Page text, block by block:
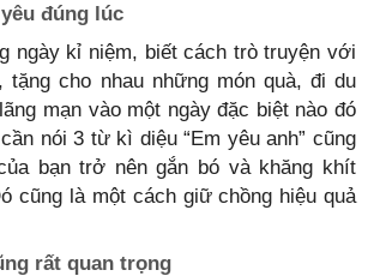
đúng lúc
ngày kỉ niệm, biết cách trò truyện với
tặng cho nhau những món quà, đi du
mạn vào một ngày đặc biệt nào đó
nói 3 từ kì diệu “Em yêu anh” cũng
bạn trở nên gắn bó và khăng khít
cũng là một cách giữ chồng hiệu quả
rất quan trọng